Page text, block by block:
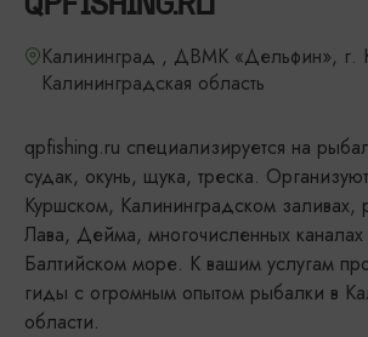
QPFISHING.RU
Калининград , ДВМК «Дельфин», г.
Калининградская область
qpfishing.ru специализируется на
судак, окунь, щука, треска.
Куршском, Калининградском заливах,
Лава, Дейма, многочисленных каналах
Балтийском море. К вашим услугам
гиды с огромным опытом рыбалки в
области.